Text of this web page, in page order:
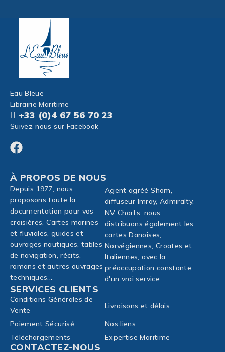
Eau Bleue
Librairie Maritime
+33 (0)4 67 56 70 23
Suivez-nous sur Facebook
À PROPOS DE NOUS
Depuis 1977, nous
proposons toute la
documentation pour vos
croisières, Cartes marines
et fluviales, guides et
ouvrages nautiques, tables
de navigation, récits,
romans et autres ouvrages
techniques...
Agent agréé Shom,
diffuseur Imray, Admiralty,
NV Charts, nous
distribuons également les
cartes Danoises,
Norvégiennes, Croates et
Italiennes, avec la
préoccupation constante
d'un vrai service.
SERVICES CLIENTS
Conditions Générales de
Vente
Livraisons et délais
Paiement Sécurisé
Nos liens
Téléchargements
Expertise Maritime
CONTACTEZ-NOUS